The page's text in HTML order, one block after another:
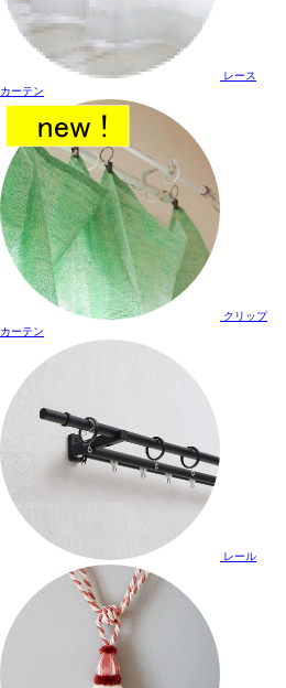
レース
カーテン
クリップ
カーテン
レール